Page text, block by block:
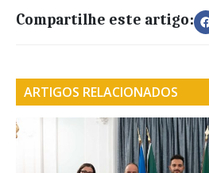
Compartilhe este artigo:
ARTIGOS RELACIONADOS